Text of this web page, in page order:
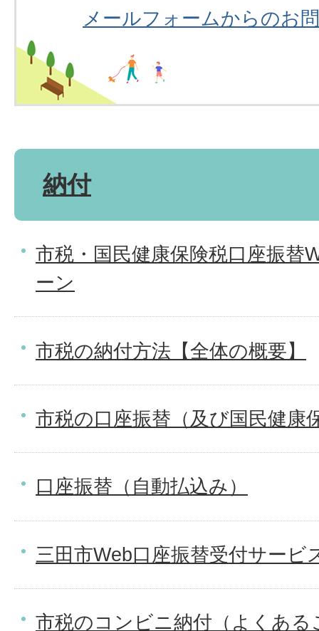
メールフォームからのお
納付
市税・国民健康保険税口座振替
ーン
市税の納付方法【全体の概要】
市税の口座振替（及び国民健康
口座振替（自動払込み）
三田市Web口座振替受付サービ
市税のコンビニ納付（よくある